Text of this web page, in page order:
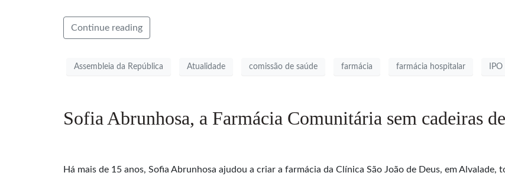
Continue reading
Assembleia da República Atualidade comissão de saúde farmácia farmácia hospitalar IPO
Sofia Abrunhosa, a Farmácia Comunitária sem cadeiras
Há mais de 15 anos, Sofia Abrunhosa ajudou a criar a farmácia da Clínica São João de Deus, em Alvalade,